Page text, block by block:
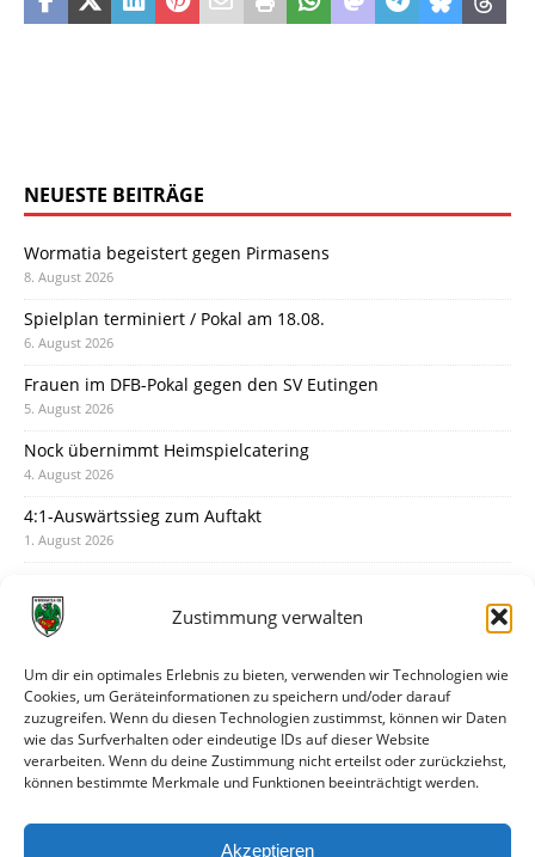
Zustimmung verwalten
Um dir ein optimales Erlebnis zu bieten, verwenden wir Technologien wie
Cookies, um Geräteinformationen zu speichern und/oder darauf
zuzugreifen. Wenn du diesen Technologien zustimmst, können wir Daten
wie das Surfverhalten oder eindeutige IDs auf dieser Website
verarbeiten. Wenn du deine Zustimmung nicht erteilst oder zurückziehst,
können bestimmte Merkmale und Funktionen beeinträchtigt werden.
Akzeptieren
NEUESTE BEITRÄGE
Wormatia begeistert gegen Pirmasens
8. August 2026
Spielplan terminiert / Pokal am 18.08.
6. August 2026
Frauen im DFB-Pokal gegen den SV Eutingen
5. August 2026
Nock übernimmt Heimspielcatering
4. August 2026
4:1-Auswärtssieg zum Auftakt
1. August 2026
31. Juli 2026
30. Juli 2026
Deine Spielminute: 89+1
28. Juli 2026
Neuer Rückensponsor
Neue Podcast-Folge: So tickt Björn!